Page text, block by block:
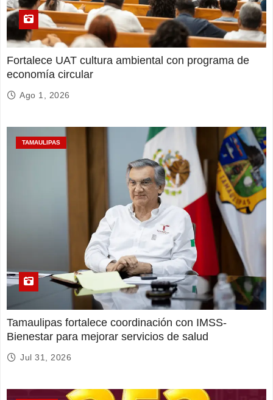
Fortalece UAT cultura ambiental con programa de
economía circular
Ago 1, 2026
TAMAULIPAS
Tamaulipas fortalece coordinación con IMSS-
Bienestar para mejorar servicios de salud
Jul 31, 2026